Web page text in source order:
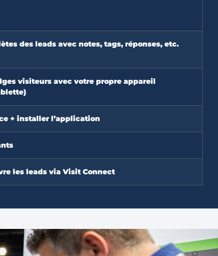
des leads avec notes, tags, réponses, etc.
visiteurs avec votre propre appareil
+ installer l’application
les leads via Visit Connect